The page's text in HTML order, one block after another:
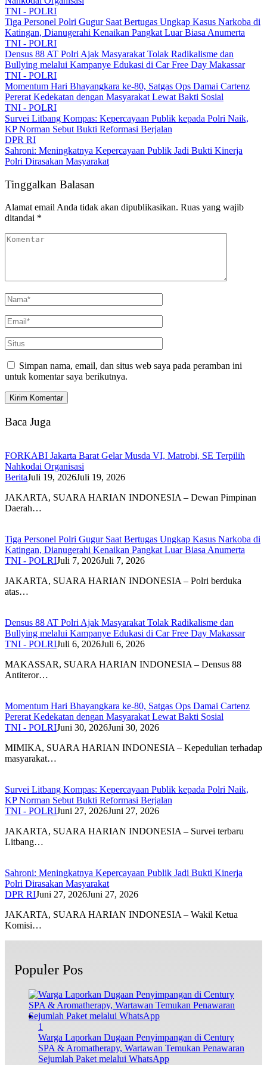
TNI - POLRI
Tiga Personel Polri Gugur Saat Bertugas Ungkap Kasus Narkoba di
Katingan, Dianugerahi Kenaikan Pangkat Luar Biasa Anumerta
TNI - POLRI
Densus 88 AT Polri Ajak Masyarakat Tolak Radikalisme dan
Bullying melalui Kampanye Edukasi di Car Free Day Makassar
TNI - POLRI
Momentum Hari Bhayangkara ke-80, Satgas Ops Damai Cartenz
Pererat Kedekatan dengan Masyarakat Lewat Bakti Sosial
TNI - POLRI
Survei Litbang Kompas: Kepercayaan Publik kepada Polri Naik,
KP Norman Sebut Bukti Reformasi Berjalan
DPR RI
Sahroni: Meningkatnya Kepercayaan Publik Jadi Bukti Kinerja
Polri Dirasakan Masyarakat
Tinggalkan Balasan
Alamat email Anda tidak akan dipublikasikan. Ruas yang wajib
ditandai *
Simpan nama, email, dan situs web saya pada peramban ini
untuk komentar saya berikutnya.
Baca Juga
FORKABI Jakarta Barat Gelar Musda VI, Matrobi, SE Terpilih
Nahkodai Organisasi
BeritaJuli 19, 2026Juli 19, 2026
JAKARTA, SUARA HARIAN INDONESIA – Dewan Pimpinan
Daerah…
Tiga Personel Polri Gugur Saat Bertugas Ungkap Kasus Narkoba di
Katingan, Dianugerahi Kenaikan Pangkat Luar Biasa Anumerta
TNI - POLRIJuli 7, 2026Juli 7, 2026
JAKARTA, SUARA HARIAN INDONESIA – Polri berduka
atas…
Densus 88 AT Polri Ajak Masyarakat Tolak Radikalisme dan
Bullying melalui Kampanye Edukasi di Car Free Day Makassar
TNI - POLRIJuli 6, 2026Juli 6, 2026
MAKASSAR, SUARA HARIAN INDONESIA – Densus 88
Antiteror…
Momentum Hari Bhayangkara ke-80, Satgas Ops Damai Cartenz
Pererat Kedekatan dengan Masyarakat Lewat Bakti Sosial
TNI - POLRIJuni 30, 2026Juni 30, 2026
MIMIKA, SUARA HARIAN INDONESIA – Kepedulian terhadap
masyarakat…
Survei Litbang Kompas: Kepercayaan Publik kepada Polri Naik,
KP Norman Sebut Bukti Reformasi Berjalan
TNI - POLRIJuni 27, 2026Juni 27, 2026
JAKARTA, SUARA HARIAN INDONESIA – Survei terbaru
Litbang…
Sahroni: Meningkatnya Kepercayaan Publik Jadi Bukti Kinerja
Polri Dirasakan Masyarakat
DPR RIJuni 27, 2026Juni 27, 2026
JAKARTA, SUARA HARIAN INDONESIA – Wakil Ketua
Komisi…
Populer Pos
1
Warga Laporkan Dugaan Penyimpangan di Century
SPA & Aromatherapy, Wartawan Temukan Penawaran
Sejumlah Paket melalui WhatsApp